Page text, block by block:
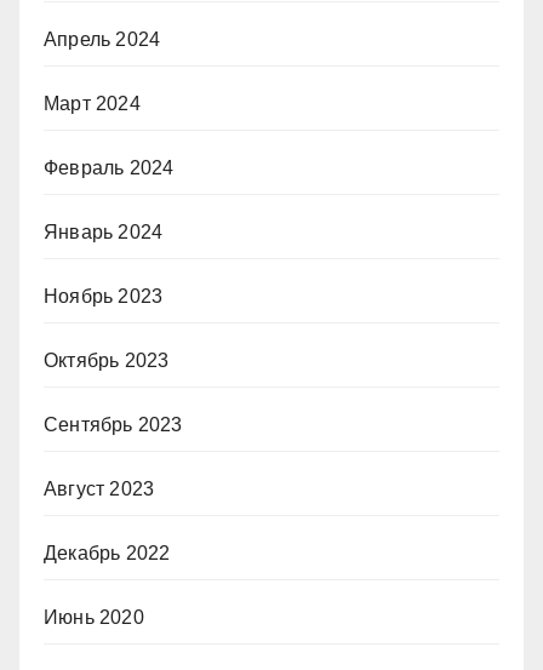
Апрель 2024
Март 2024
Февраль 2024
Январь 2024
Ноябрь 2023
Октябрь 2023
Сентябрь 2023
Август 2023
Декабрь 2022
Июнь 2020